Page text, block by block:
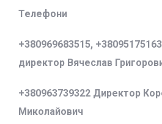
Телефони
+380969683515,
директор Вячеслав
+380963739322 Директор
Миколайович